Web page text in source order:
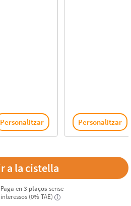
Personalitzar Personalitzar
Paga en 3 plaços sense
interessos (0% TAE)
i